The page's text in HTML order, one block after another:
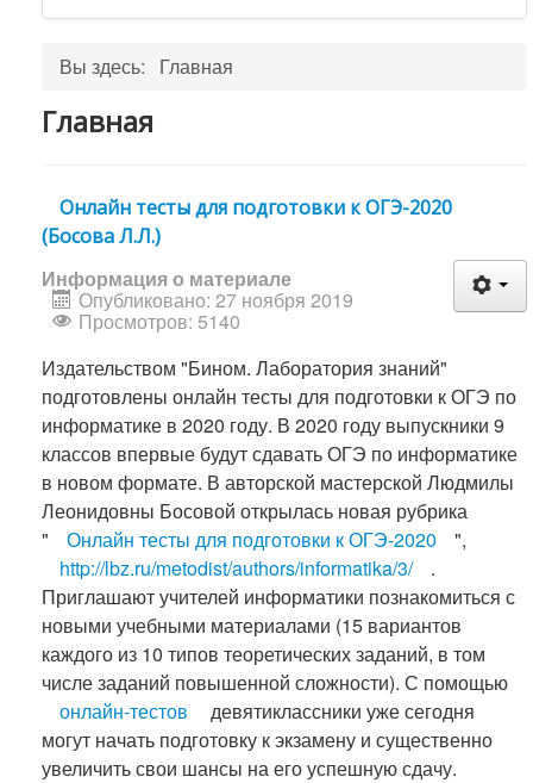
Вы здесь: Главная
Главная
Онлайн тесты для подготовки к ОГЭ-2020
(Босова Л.Л.)
Информация о материале
Опубликовано: 27 ноября 2019
Просмотров: 5140
Издательством "Бином. Лаборатория знаний"
подготовлены онлайн тесты для подготовки к ОГЭ по
информатике в 2020 году. В 2020 году выпускники 9
классов впервые будут сдавать ОГЭ по информатике
в новом формате. В авторской мастерской Людмилы
Леонидовны Босовой открылась новая рубрика
"
Онлайн тесты для подготовки к ОГЭ-2020
",
http://lbz.ru/metodist/authors/informatika/3/
.
Приглашают учителей информатики познакомиться с
новыми учебными материалами (15 вариантов
каждого из 10 типов теоретических заданий, в том
числе заданий повышенной сложности). С помощью
онлайн-тестов
девятиклассники уже сегодня
могут начать подготовку к экзамену и существенно
увеличить свои шансы на его успешную сдачу.